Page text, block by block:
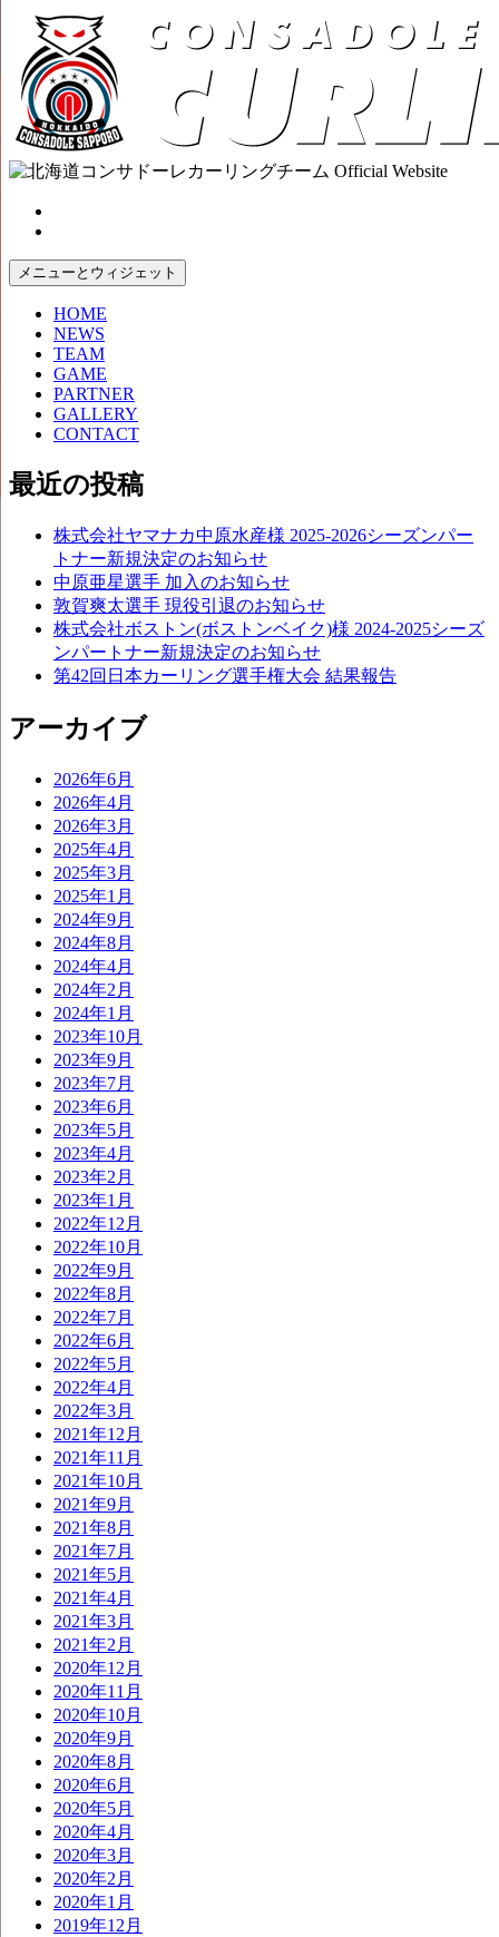
テ
ン
へ
ス
キ
メニューとウィジェット
HOME
NEWS
TEAM
GAME
PARTNER
GALLERY
CONTACT
最近の投稿
株式会社ヤマナカ中原水産様 2025-2026シーズンパー
トナー新規決定のお知らせ
中原亜星選手 加入のお知らせ
敦賀爽太選手 現役引退のお知らせ
株式会社ボストン(ボストンベイク)様 2024-2025シーズ
ンパートナー新規決定のお知らせ
第42回日本カーリング選手権大会 結果報告
アーカイブ
2026年6月
2026年4月
2026年3月
2025年4月
2025年3月
2025年1月
2024年9月
2024年8月
2024年4月
2024年2月
2024年1月
2023年10月
2023年9月
2023年7月
2023年6月
2023年5月
2023年4月
2023年2月
2023年1月
2022年12月
2022年10月
2022年9月
2022年8月
2022年7月
2022年6月
2022年5月
2022年4月
2022年3月
2021年12月
2021年11月
2021年10月
2021年9月
2021年8月
2021年7月
2021年5月
2021年4月
2021年3月
2021年2月
2020年12月
2020年11月
2020年10月
2020年9月
2020年8月
2020年6月
2020年5月
2020年4月
2020年3月
2020年2月
2020年1月
2019年12月